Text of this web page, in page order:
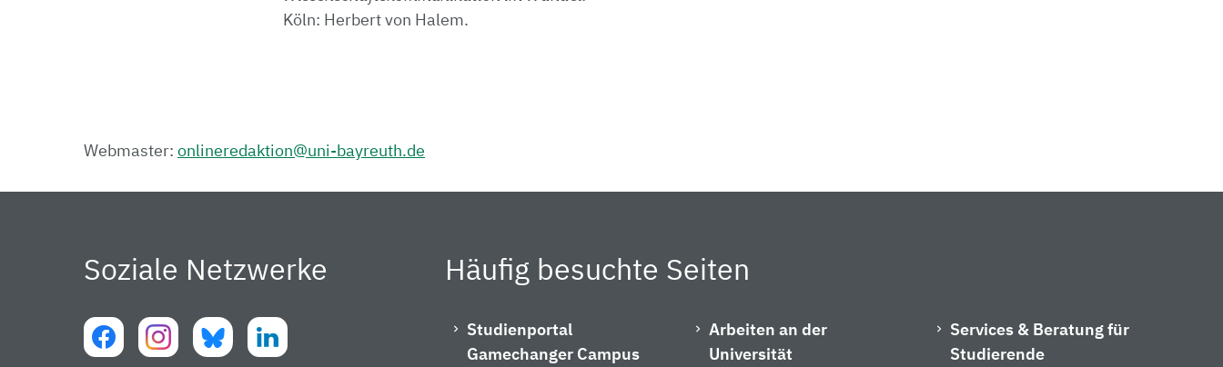
Köln: Herbert von Halem.
Webmaster: onlineredaktion@uni-bayreuth.de
Soziale Netzwerke Häufig besuchte Seiten
Studienportal
Gamechanger Campus
Arbeiten an der
Universität
Services & Beratung für
Studierende